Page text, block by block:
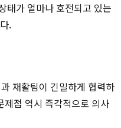
태가 얼마나 호전되고 있는
.
재활팀이 긴밀하게 협력하
점 역시 즉각적으로 의사